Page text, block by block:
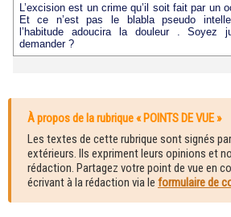
L’excision est un crime qu’il soit fait par un
Et ce n’est pas le blabla pseudo
l’habitude adoucira la douleur . Soyez
demander ?
À propos de la rubrique « POINTS DE VUE »
Les textes de cette rubrique sont signés
extérieurs. Ils expriment leurs opinions et
rédaction. Partagez votre point de vue en
écrivant à la rédaction via le formulaire de